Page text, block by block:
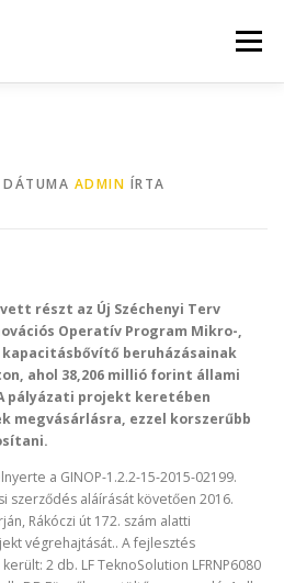
Menü
DÁTUMA ADMIN ÍRTA
vett részt az Új Széchenyi Terv
Operatív Program Mikro-,
beruházásainak
ahol 38,206 millió forint állami
pályázati projekt keretében
megvásárlásra, ezzel korszerűbb
a GINOP-1.2.2-15-2015-02199.
szerződés aláírását követően 2016.
Rákóczi út 172. szám alatti
végrehajtását.. A fejlesztés
2 db. LF TeknoSolution LFRNP6080